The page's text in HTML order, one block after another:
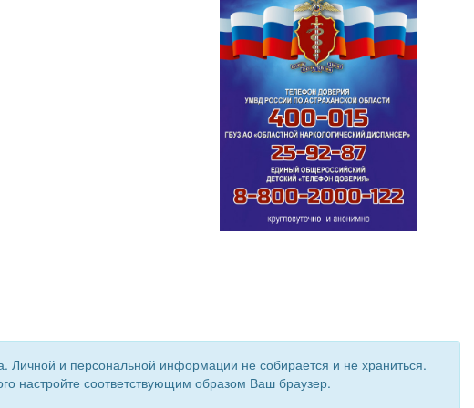
Сайт создан при поддержке «Информационная сеть RD
и персональной информации не собирается и не храниться.
настройте соответствующим образом Ваш браузер.